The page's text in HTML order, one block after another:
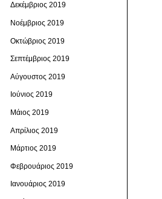
Δεκέμβριος 2019
Νοέμβριος 2019
Οκτώβριος 2019
Σεπτέμβριος 2019
Αύγουστος 2019
Ιούνιος 2019
Μάιος 2019
Απρίλιος 2019
Μάρτιος 2019
Φεβρουάριος 2019
Ιανουάριος 2019